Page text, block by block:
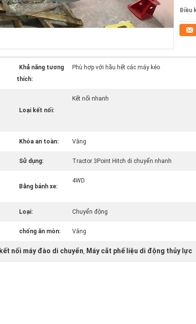
Điều
Khả năng tương
thích:
Phù hợp với hầu hết các máy kéo
Loại kết nối:
Kết nối nhanh
Khóa an toàn: Vâng
Sử dụng: Tractor 3Point Hitch di chuyển nhanh
Bằng bánh xe:
4WD
Loại: Chuyển động
chống ăn mòn: Vâng
kết nối máy đào di chuyển, Máy cắt phế liệu di động thủy lực